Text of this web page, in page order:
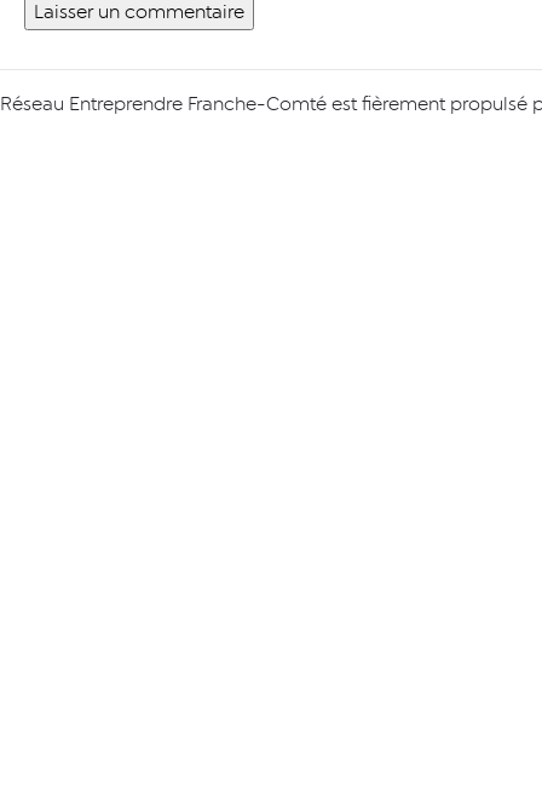
Réseau Entreprendre Franche-Comté est fièrement propulsé